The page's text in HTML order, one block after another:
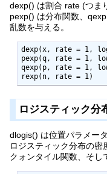
dexp() は割合 rate (つま
pexp() は分布関数、
乱数を与える。
dexp(x, rate = 1, log
pexp(q, rate = 1,
qexp(p, rate = 1,
rexp(n, rate = 1)
ロジスティック分
dlogis() は位置パラメー
ロジスティック分布の
クォンタイル関数、そし